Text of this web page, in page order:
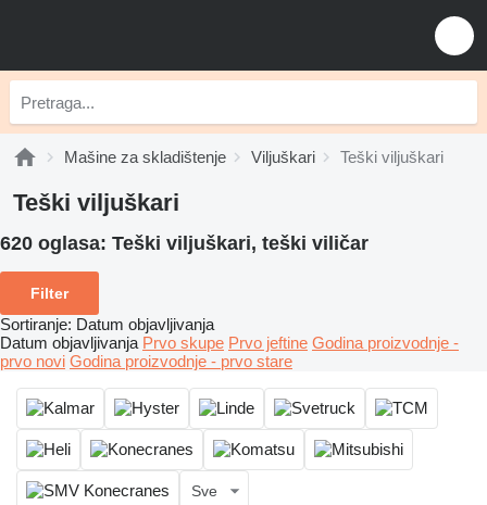
Mašine za skladištenje Viljuškari Teški viljuškari
Teški viljuškari
620 oglasa: Teški viljuškari, teški viličar
Filter
Sortiranje: Datum objavljivanja
Datum objavljivanja Prvo skupe Prvo jeftine Godina proizvodnje -
prvo novi Godina proizvodnje - prvo stare
Sve